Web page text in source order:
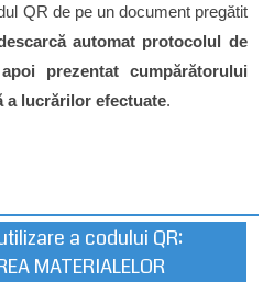
QR de pe un document pregătit
automat protocolul de
prezentat cumpărătorului
a lucrărilor efectuate.
a codului QR:
MATERIALELOR